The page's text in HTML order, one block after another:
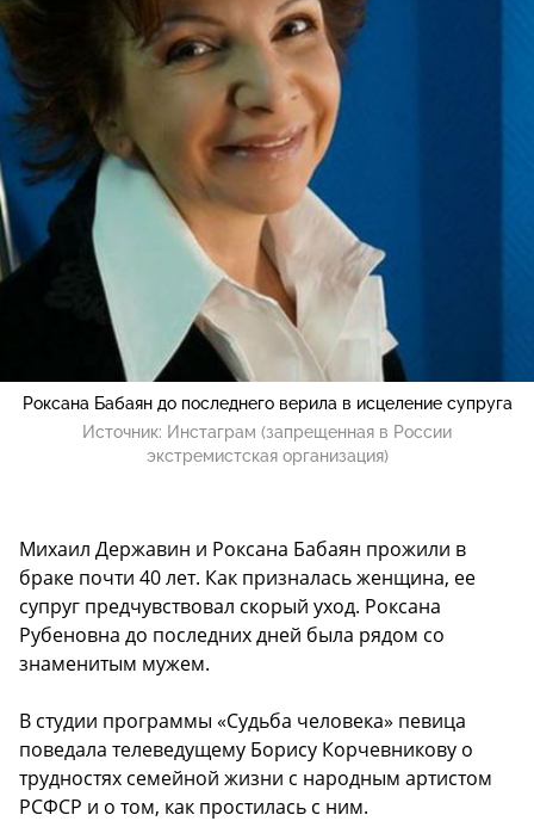
Роксана Бабаян до последнего верила в исцеление супруга
Источник: Инстаграм (запрещенная в России
экстремистская организация)
Михаил Державин и Роксана Бабаян прожили в
браке почти 40 лет. Как призналась женщина, ее
супруг предчувствовал скорый уход. Роксана
Рубеновна до последних дней была рядом со
знаменитым мужем.
В студии программы «Судьба человека» певица
поведала телеведущему Борису Корчевникову о
трудностях семейной жизни с народным артистом
РСФСР и о том, как простилась с ним.